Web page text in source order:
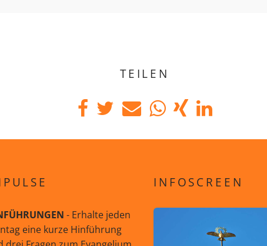
TEILEN
- Erhalte jeden
eine kurze Hinführung
INFOSCREEN